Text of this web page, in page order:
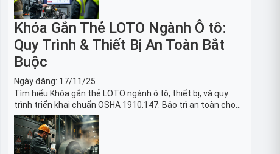
Khóa Gắn Thẻ LOTO Ngành Ô tô:
Quy Trình & Thiết Bị An Toàn Bắt
Buộc
Ngày đăng: 17/11/25
Tìm hiểu Khóa gắn thẻ LOTO ngành ô tô, thiết bị, và quy
trình triển khai chuẩn OSHA 1910.147. Bảo trì an toàn cho
robot, băng tải sản xuất ô tô và dây chuyền lắp ráp xe hơi.